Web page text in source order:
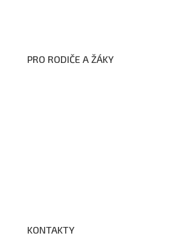
PRO RODIČE A ŽÁKY
KONTAKTY